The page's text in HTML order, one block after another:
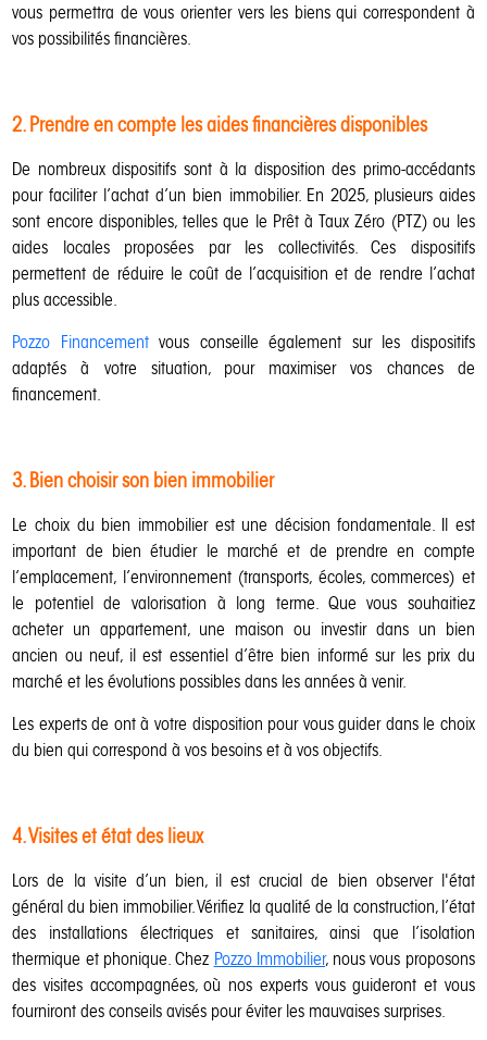
vous permettra de vous orienter vers les biens qui correspondent à
vos possibilités financières.
2. Prendre en compte les aides financières disponibles
De nombreux dispositifs sont à la disposition des primo-accédants
pour faciliter l’achat d’un bien immobilier. En 2025, plusieurs aides
sont encore disponibles, telles que le Prêt à Taux Zéro (PTZ) ou les
aides locales proposées par les collectivités. Ces dispositifs
permettent de réduire le coût de l’acquisition et de rendre l’achat
plus accessible.
Pozzo Financementvous conseille également sur les dispositifs
adaptés à votre situation, pour maximiser vos chances de
financement.
3. Bien choisir son bien immobilier
Le choix du bien immobilier est une décision fondamentale. Il est
important de bien étudier le marché et de prendre en compte
l’emplacement, l’environnement (transports, écoles, commerces) et
le potentiel de valorisation à long terme. Que vous souhaitiez
acheter un appartement, une maison ou investir dans un bien
ancien ou neuf, il est essentiel d’être bien informé sur les prix du
marché et les évolutions possibles dans les années à venir.
Les experts de ont à votre disposition pour vous guider dans le choix
du bien qui correspond à vos besoins et à vos objectifs.
4. Visites et état des lieux
Lors de la visite d’un bien, il est crucial de bien observer l'état
général du bien immobilier. Vérifiez la qualité de la construction, l’état
des installations électriques et sanitaires, ainsi que l’isolation
thermique et phonique. Chez Pozzo Immobilier, nous vous proposons
des visites accompagnées, où nos experts vous guideront et vous
fourniront des conseils avisés pour éviter les mauvaises surprises.